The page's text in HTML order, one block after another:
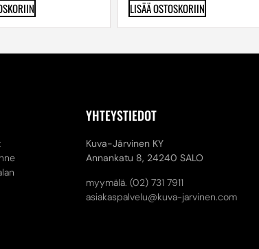
LISÄÄ OSTOSKORIIN
YHTEYSTIEDOT
Kuva-Järvinen KY
Annankatu 8, 24240 SALO
myymälä. (02) 731 7911
asiakaspalvelu@kuva-jarvinen.com